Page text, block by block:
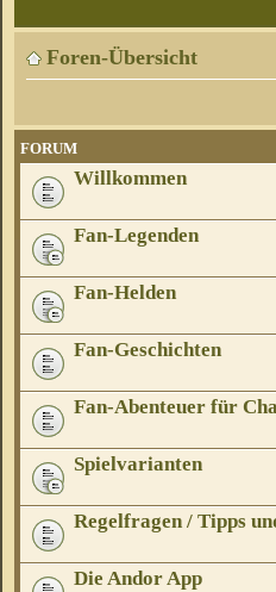
Foren-Übersicht
FORUM
Willkommen
Fan-Legenden
Fan-Helden
Fan-Geschichten
Fan-Abenteuer für
Spielvarianten
Regelfragen / Tipps
Die Andor App